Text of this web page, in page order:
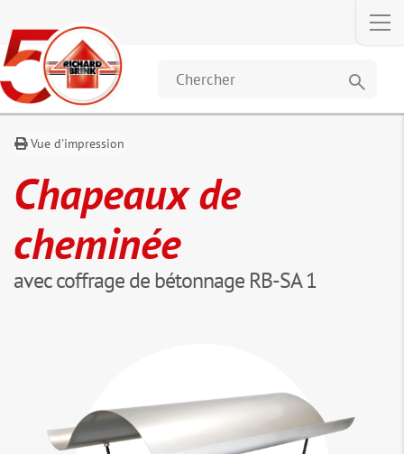
search
Vue d'impression
Chapeaux de
cheminée
avec coffrage de bétonnage RB-SA 1
Dimensions
et données
Les clients
ont
acheté